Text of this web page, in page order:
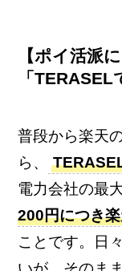
【ポイ活派
「TERASEL
普段から楽天
ら、
電力会社の最
200円につき
ことです。日